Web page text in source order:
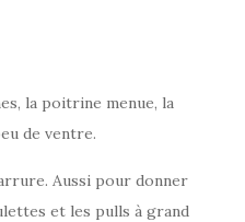
la poitrine menue, la
de ventre.
Aussi pour donner
et les pulls à grand